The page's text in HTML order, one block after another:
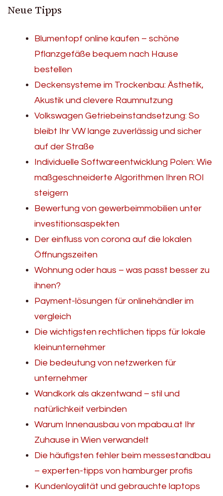
Neue Tipps
Blumentopf online kaufen – schöne
Pflanzgefäße bequem nach Hause
bestellen
Deckensysteme im Trockenbau: Ästhetik,
Akustik und clevere Raumnutzung
Volkswagen Getriebeinstandsetzung: So
bleibt Ihr VW lange zuverlässig und sicher
auf der Straße
Individuelle Softwareentwicklung Polen: Wie
maßgeschneiderte Algorithmen Ihren ROI
steigern
Bewertung von gewerbeimmobilien unter
investitionsaspekten
Der einfluss von corona auf die lokalen
Öffnungszeiten
Wohnung oder haus – was passt besser zu
ihnen?
Payment-lösungen für onlinehändler im
vergleich
Die wichtigsten rechtlichen tipps für lokale
kleinunternehmer
Die bedeutung von netzwerken für
unternehmer
Wandkork als akzentwand – stil und
natürlichkeit verbinden
Warum Innenausbau von mpabau.at Ihr
Zuhause in Wien verwandelt
Die häufigsten fehler beim messestandbau
– experten-tipps von hamburger profis
Kundenloyalität und gebrauchte laptops